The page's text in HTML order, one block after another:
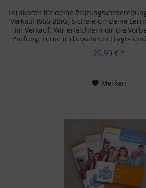
Lernkartei für deine
Verkauf (§66 BBiG) Sichere dir deine
im Verkauf. Wir erleichtern dir die
Prüfung. Lerne im bewährten Frage-
25,90 € *
Merken